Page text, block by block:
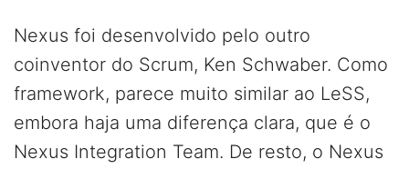
Nexus foi desenvolvido pelo outro
coinventor do Scrum, Ken Schwaber. Como
framework, parece muito similar ao LeSS,
embora haja uma diferença clara, que é o
Nexus Integration Team. De resto, o Nexus